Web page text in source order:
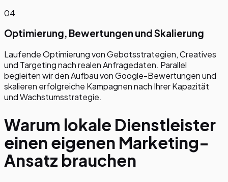
04
Optimierung, Bewertungen und Skalierung
Laufende Optimierung von Gebotsstrategien, Creatives
und Targeting nach realen Anfragedaten. Parallel
begleiten wir den Aufbau von Google-Bewertungen und
skalieren erfolgreiche Kampagnen nach Ihrer Kapazität
und Wachstumsstrategie.
Warum lokale Dienstleister
einen eigenen Marketing-
Ansatz brauchen